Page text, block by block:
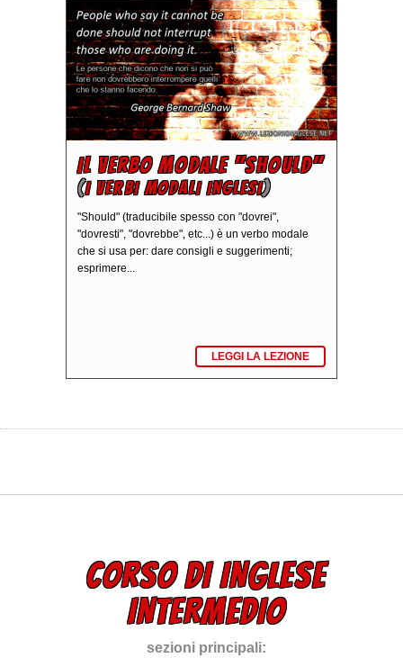
IL VERBO MODALE "SHOULD"
(I VERBI MODALI INGLESI)
"Should" (traducibile spesso con "dovrei",
"dovresti", "dovrebbe", etc...) è un verbo modale
che si usa per: dare consigli e suggerimenti;
esprimere...
LEGGI LA LEZIONE
CORSO DI INGLESE
INTERMEDIO
sezioni principali: